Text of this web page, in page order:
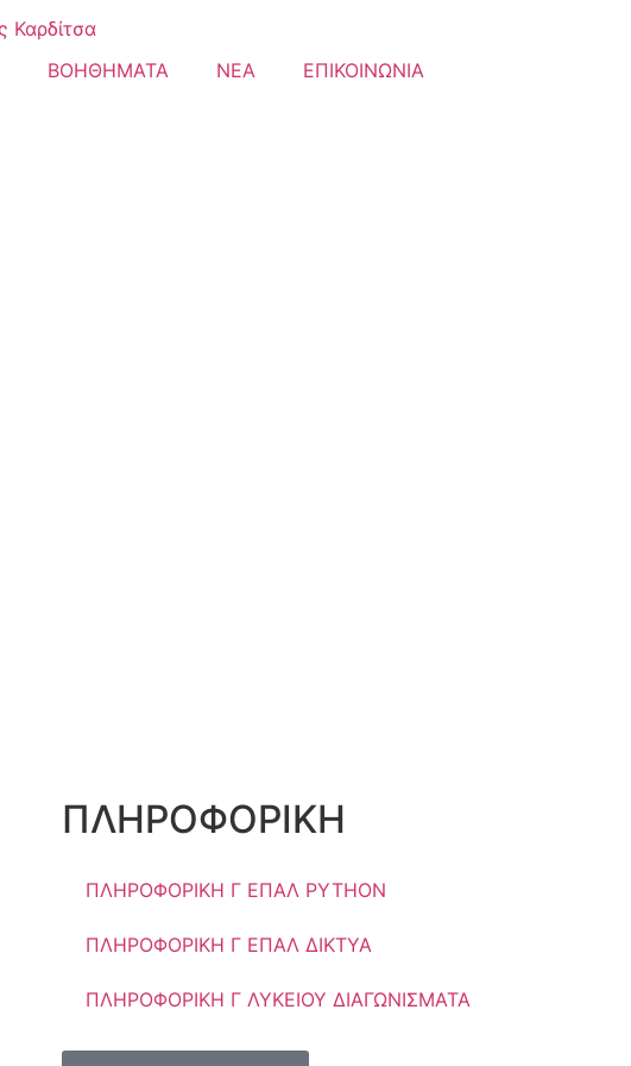
ΒΟΗΘΗΜΑΤΑ ΝΕΑ ΕΠΙΚΟΙΝΩΝΙΑ
ΠΛΗΡΟΦΟΡΙΚΗ
ΠΛΗΡΟΦΟΡΙΚΗ Γ ΕΠΑΛ PYTHON
ΠΛΗΡΟΦΟΡΙΚΗ Γ ΕΠΑΛ ΔΙΚΤΥΑ
ΠΛΗΡΟΦΟΡΙΚΗ Γ ΛΥΚΕΙΟΥ ΔΙΑΓΩΝΙΣΜΑΤΑ